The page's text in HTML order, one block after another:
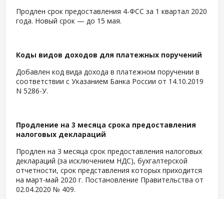
Продлен срок предоставления 4-ФСС за 1 квартал 2020
года. Новый срок — до 15 мая.
Коды видов доходов для платежных поручений
Добавлен код вида дохода в платежном поручении в
соответствии с Указанием Банка России от 14.10.2019
N 5286-У.
Продление на 3 месяца срока предоставления
налоговых деклараций
Продлен на 3 месяца срок предоставления налоговых
деклараций (за исключением НДС), бухгалтерской
отчетности, срок представления которых приходится
на март-май 2020 г. Постановление Правительства от
02.04.2020 № 409.